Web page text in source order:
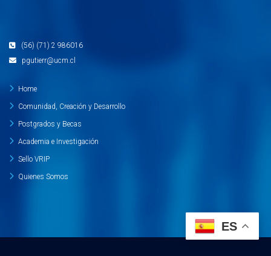
(56) (71) 2 986016
pgutierr@ucm.cl
Home
Comunidad, Creación y Desarrollo
Postgrados y Becas
Academia e Investigación
Sello VRIP
Quienes Somos
ES